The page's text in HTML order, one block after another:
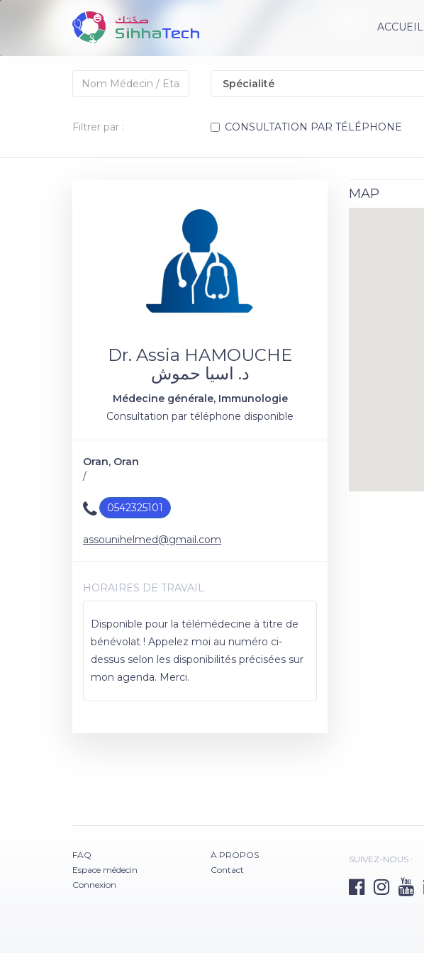
ACCUEIL
Filtrer par : CONSULTATION PAR TÉLÉPHONE
Dr. Assia HAMOUCHE
د. اسيا حموش
Médecine générale, Immunologie
Consultation par téléphone disponible
Oran, Oran
/
0542325101
assounihelmed@gmail.com
HORAIRES DE TRAVAIL
Disponible pour la télémédecine à titre de
bénévolat ! Appelez moi au numéro ci-
dessus selon les disponibilités précisées sur
mon agenda. Merci.
MAP
FAQ
Espace médecin
Connexion
À PROPOS
Contact
SUIVEZ-NOUS :